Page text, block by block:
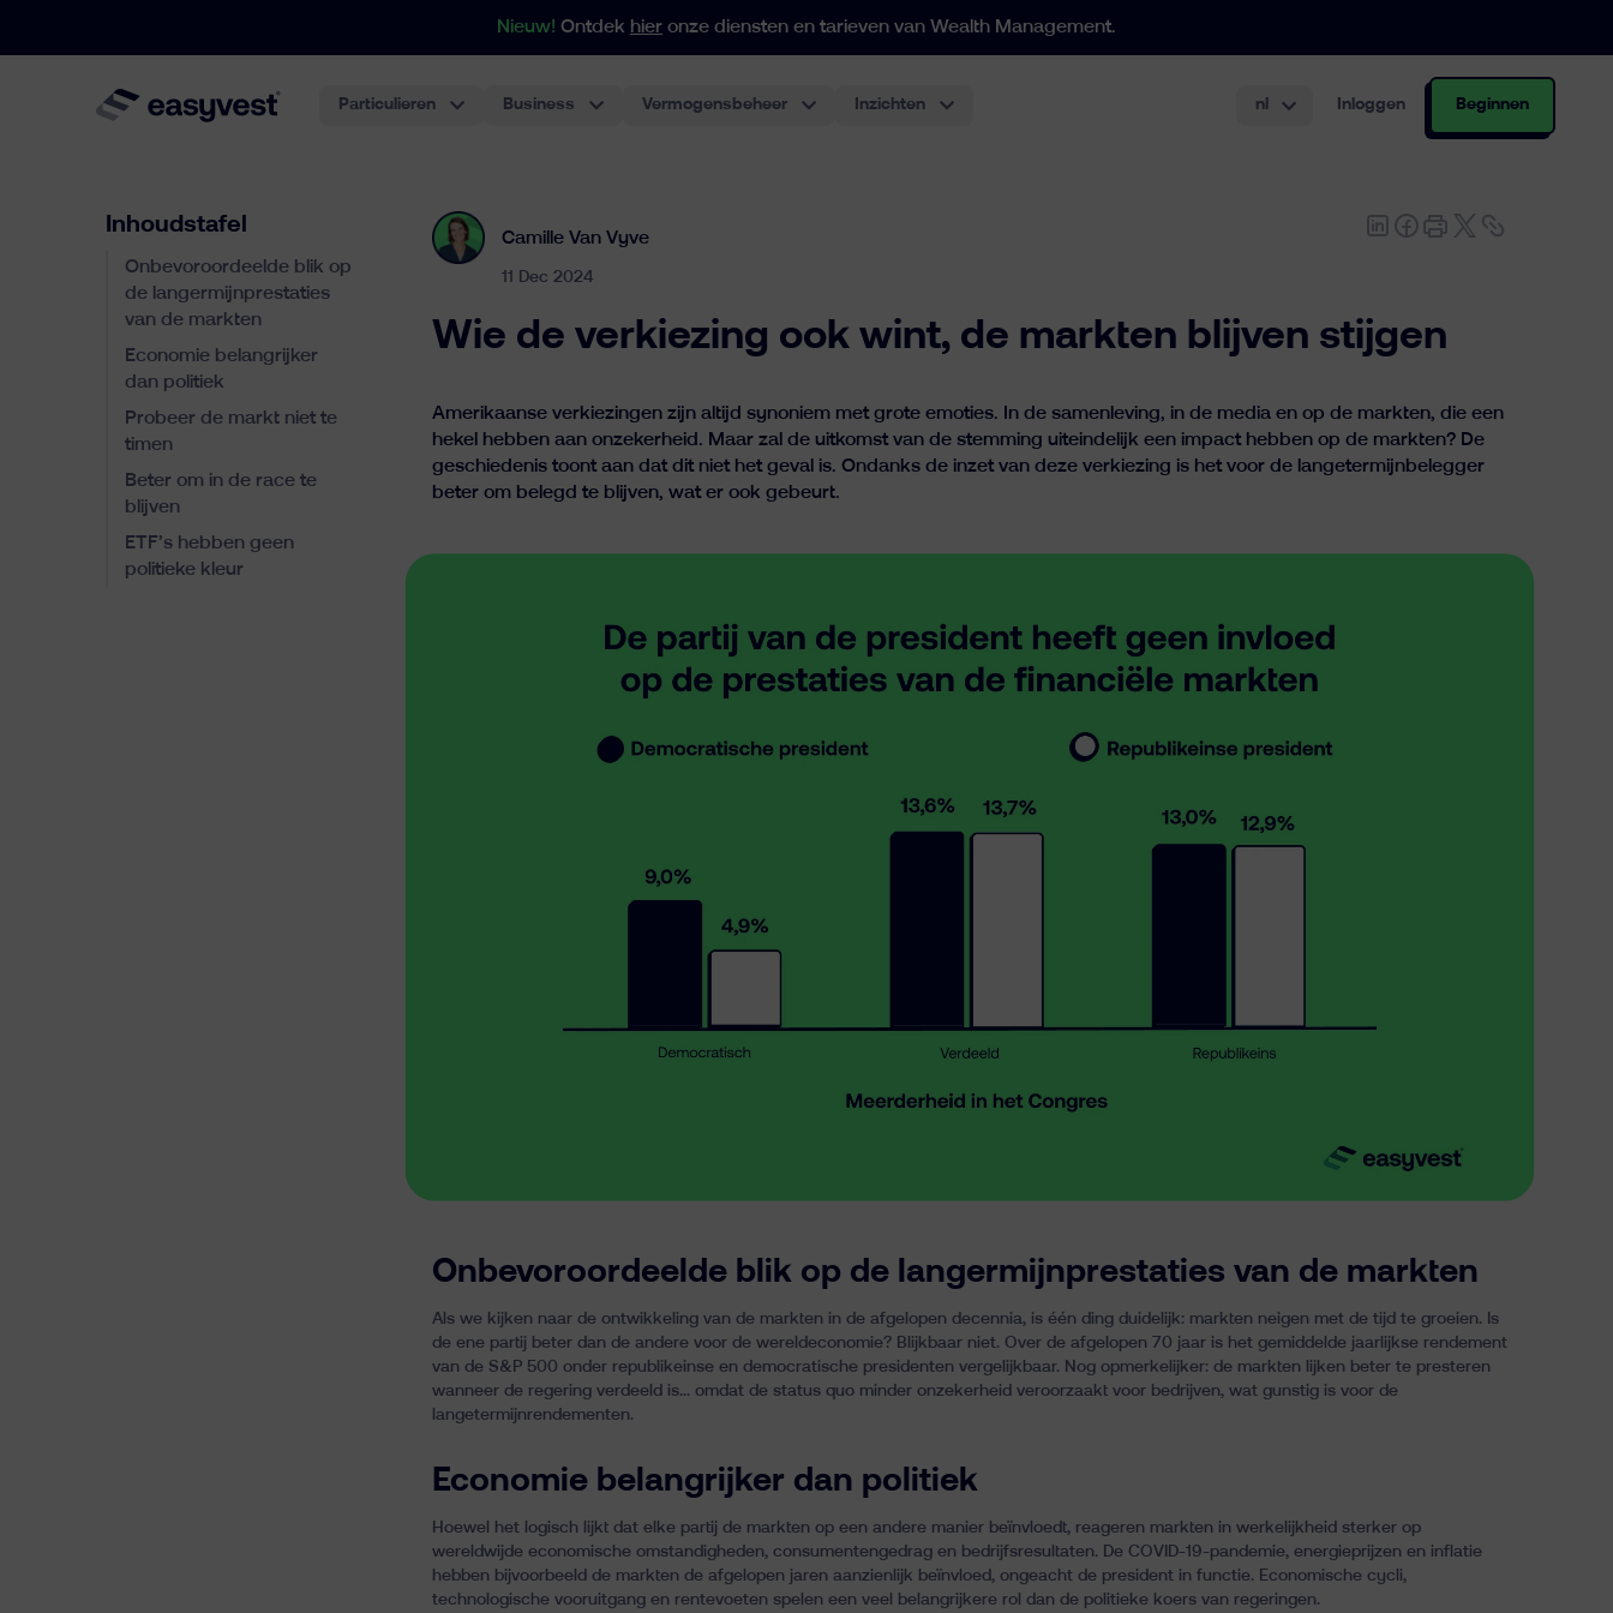
Nieuw! Ontdek hier onze diensten en tarieven van Wealth Management.
Particulieren Business Vermogensbeheer Inzichten nl Inloggen Beginnen
Inhoudstafel
Onbevoroordeelde blik op
de langermijnprestaties
van de markten
Economie belangrijker
dan politiek
Probeer de markt niet te
timen
Beter om in de race te
blijven
ETF’s hebben geen
politieke kleur
Camille Van Vyve
11 Dec 2024
Wie de verkiezing ook wint, de markten blijven stijgen
Amerikaanse verkiezingen zijn altijd synoniem met grote emoties. In de samenleving, in de media en op de markten, die een
hekel hebben aan onzekerheid. Maar zal de uitkomst van de stemming uiteindelijk een impact hebben op de markten? De
geschiedenis toont aan dat dit niet het geval is. Ondanks de inzet van deze verkiezing is het voor de langetermijnbelegger
beter om belegd te blijven, wat er ook gebeurt.
Onbevoroordeelde blik op de langermijnprestaties van de markten
Als we kijken naar de ontwikkeling van de markten in de afgelopen decennia, is één ding duidelijk: markten neigen met de tijd te groeien. Is
de ene partij beter dan de andere voor de wereldeconomie? Blijkbaar niet. Over de afgelopen 70 jaar is het gemiddelde jaarlijkse rendement
van de S&P 500 onder republikeinse en democratische presidenten vergelijkbaar. Nog opmerkelijker: de markten lijken beter te presteren
wanneer de regering verdeeld is… omdat de status quo minder onzekerheid veroorzaakt voor bedrijven, wat gunstig is voor de
langetermijnrendementen.
Economie belangrijker dan politiek
Hoewel het logisch lijkt dat elke partij de markten op een andere manier beïnvloedt, reageren markten in werkelijkheid sterker op
wereldwijde economische omstandigheden, consumentengedrag en bedrijfsresultaten. De COVID-19-pandemie, energieprijzen en inflatie
hebben bijvoorbeeld de markten de afgelopen jaren aanzienlijk beïnvloed, ongeacht de president in functie. Economische cycli,
technologische vooruitgang en rentevoeten spelen een veel belangrijkere rol dan de politieke koers van regeringen.